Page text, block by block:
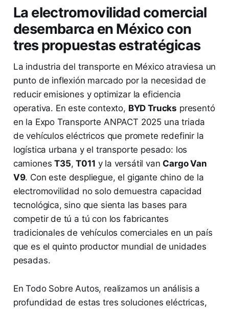
La electromovilidad comercial
desembarca en México con
tres propuestas estratégicas
La industria del transporte en México atraviesa un
punto de inflexión marcado por la necesidad de
reducir emisiones y optimizar la eficiencia
operativa. En este contexto, BYD Trucks presentó
en la Expo Transporte ANPACT 2025 una triada
de vehículos eléctricos que promete redefinir la
logística urbana y el transporte pesado: los
camionesT35,T011 y la versátil van Cargo Van
V9. Con este despliegue, el gigante chino de la
electromovilidad no solo demuestra capacidad
tecnológica, sino que sienta las bases para
competir de tú a tú con los fabricantes
tradicionales de vehículos comerciales en un país
que es el quinto productor mundial de unidades
pesadas.
En Todo Sobre Autos, realizamos un análisis a
profundidad de estas tres soluciones eléctricas,